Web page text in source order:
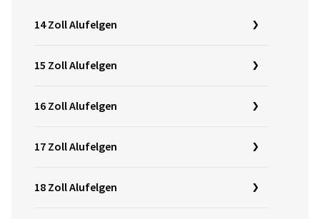
14 Zoll Alufelgen
15 Zoll Alufelgen
16 Zoll Alufelgen
17 Zoll Alufelgen
18 Zoll Alufelgen